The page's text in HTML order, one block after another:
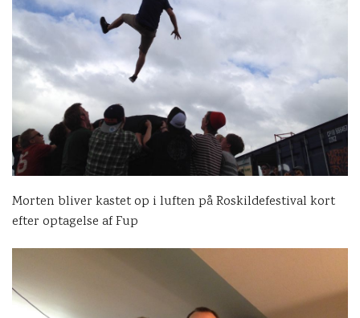
Morten bliver kastet op i luften på Roskildefestival kort
efter optagelse af Fup